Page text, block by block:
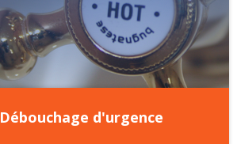
Débouchage d'urgence